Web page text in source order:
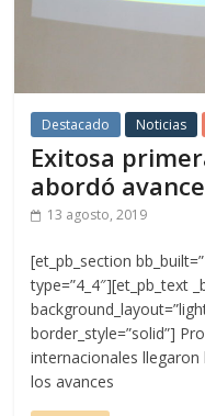
Destacado Noticias
Exitosa
abordó
13 agosto, 2019
[et_pb_section
type=”4_4″][et_pb_text
border_style=”solid”]
internacionales
los avances